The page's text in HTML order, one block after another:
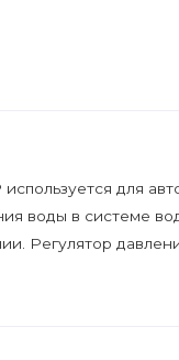
для
воды в системе
Регулятор